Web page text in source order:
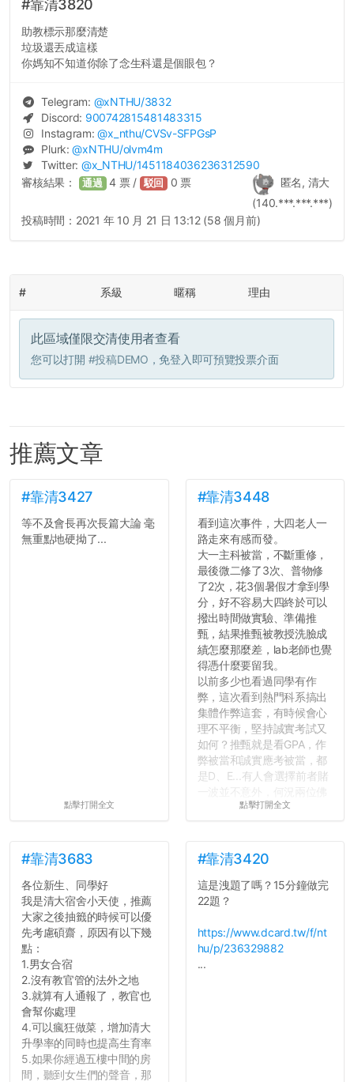
#靠清3820
助教標示那麼清楚
垃圾還丟成這樣
你媽知不知道你除了念生科還是個眼包？
Telegram: @xNTHU/3832
Discord: 900742815481483315
Instagram:@x_nthu/CVSv-SFPGsP
Plurk:@xNTHU/olvm4m
Twitter: @x_NTHU/1451184036236312590
匿名, 清大
(140.***.***.***)
審核結果： 通過 4 票 / 駁回 0 票
投稿時間： 2021 年 10 月 21 日 13:12 (58 個月前)
# 系級 暱稱 理由
此區域僅限交清使用者查看
您可以打開 #投稿DEMO ，免登入即可預覽投票介面
推薦文章
#靠清3427
等不及會長再次長篇大論 毫
無重點地硬拗了...
點擊打開全文
#靠清3448
看到這次事件，大四老人一
路走來有感而發。
大一主科被當，不斷重修，
最後微二修了3次、普物修
了2次，花3個暑假才拿到學
分，好不容易大四終於可以
撥出時間做實驗、準備推
甄，結果推甄被教授洗臉成
績怎麼那麼差，lab老師也覺
得憑什麼要留我。
以前多少也看過同學有作
弊，這次看到熱門科系搞出
集體作弊這套，有時候會心
理不平衡，堅持誠實考試又
如何？推甄就是看GPA，作
弊被當和誠實應考被當，都
是D、E...有人會選擇前者賭
心教授看起來要輕輕放下
長作弊的風氣。
反正老人我明天就要搬離新
竹，之後如何發展與我無
吧XD，祝學弟妹們修課順利
~~...
點擊打開全文
#靠清3683
各位新生、同學好
我是清大宿舍小天使，推薦
大家之後抽籤的時候可以優
先考慮碩齋，原因有以下幾
點：
1.男女合宿
2.沒有教官管的法外之地
3.就算有人通報了，教官也
會幫你處理
4.可以瘋狂做菜，增加清大
升學率的同時也提高生育率
5.如果你經過五樓中間的房
間，聽到女生們的聲音，那
#靠清3420
這是洩題了嗎？15分鐘做完
22題？
https://www.dcard.tw/f/nt
hu/p/236329882
...